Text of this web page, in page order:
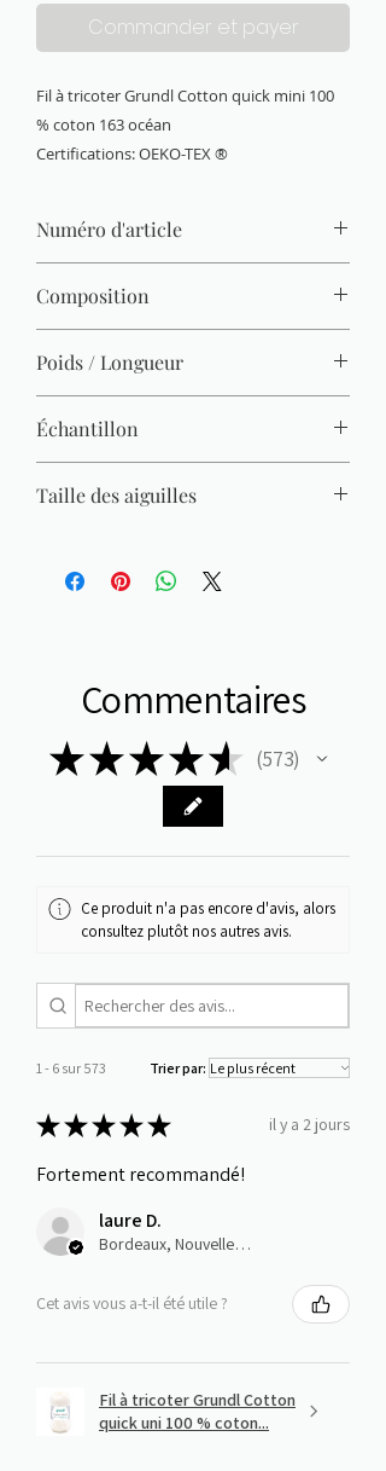
Commander et payer
Fil à tricoter Grundl Cotton quick mini 100
% coton 163 océan
Certifications: OEKO-TEX ®
Numéro d'article
Composition
Poids / Longueur
Échantillon
Taille des aiguilles
Commentaires
★★★★★ 573
573
Ce produit n'a pas encore d'avis, alors
consultez plutôt nos autres avis.
1 - 6 sur 573 Trier par:
★★★★★ il y a 2 jours
Fortement recommandé!
laure D.
Bordeaux, Nouvelle-Aquitaine
Cet avis vous a-t-il été utile ?
Fil à tricoter Grundl Cotton
quick uni 100 % coton...